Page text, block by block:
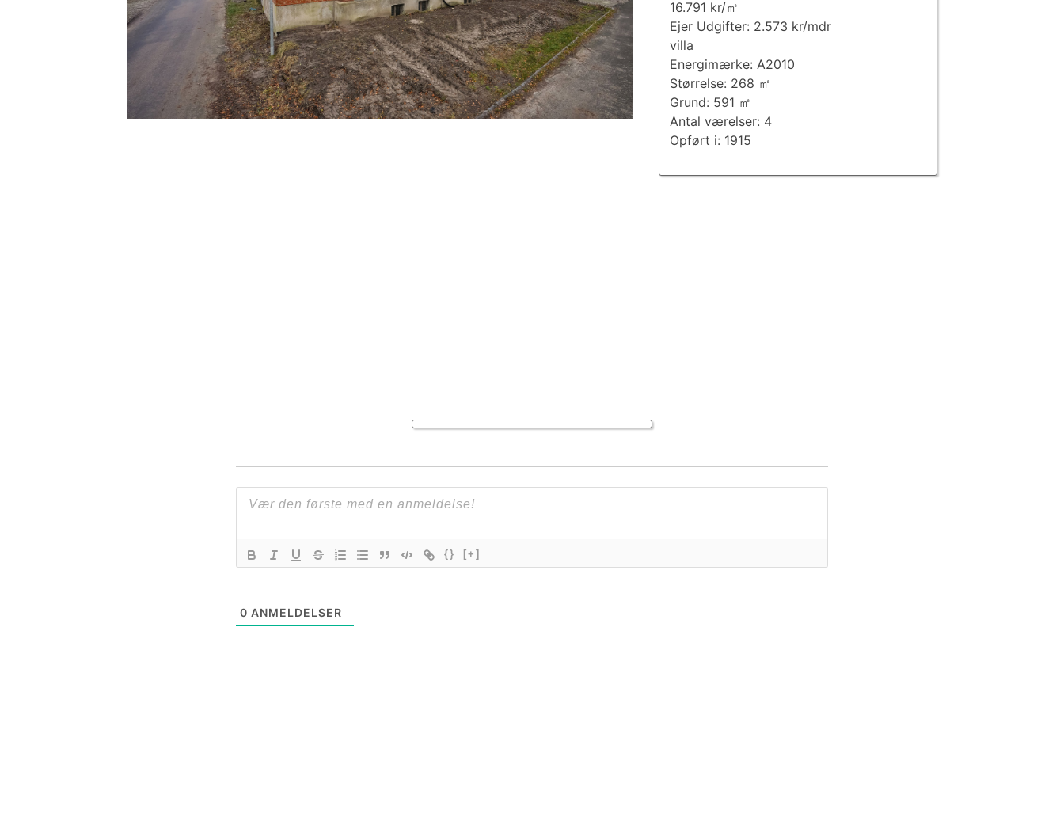
{} [+]
0 ANMELDELSER
16.791 kr/㎡
Ejer Udgifter: 2.573 kr/mdr
villa
Energimærke: A2010
Størrelse: 268 ㎡
Grund: 591 ㎡
Antal værelser: 4
Opført i: 1915